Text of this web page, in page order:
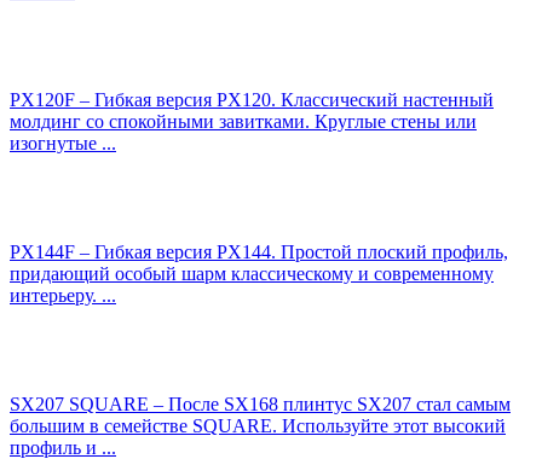
PX120F – Гибкая версия PХ120. Классический настенный
молдинг со спокойными завитками. Круглые стены или
изогнутые ...
PX144F – Гибкая версия PХ144. Простой плоский профиль,
придающий особый шарм классическому и современному
интерьеру. ...
SX207 SQUARE – После SX168 плинтус SX207 стал самым
большим в семействе SQUARE. Используйте этот высокий
профиль и ...